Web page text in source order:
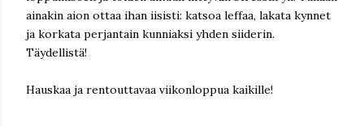
ainakin aion ottaa ihan iisisti: katsoa leffaa, lakata kynnet
ja korkata perjantain kunniaksi yhden siiderin.
Täydellistä!
Hauskaa ja rentouttavaa viikonloppua kaikille!